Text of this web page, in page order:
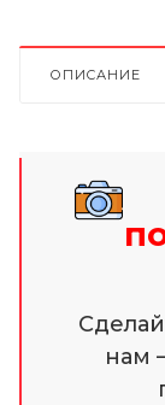
ОПИСАНИЕ
нам